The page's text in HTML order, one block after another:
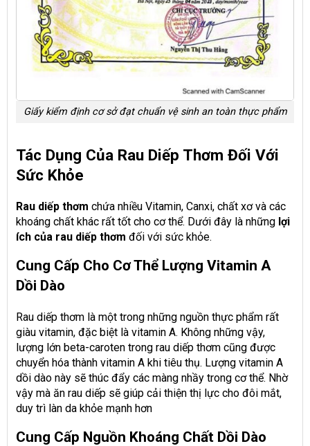
Giấy kiểm định cơ sở đạt chuẩn vệ sinh an toàn thực phẩm
Tác Dụng Của Rau Diếp Thơm Đối Với
Sức Khỏe
Rau diếp thơm chứa nhiều Vitamin, Canxi, chất xơ và các
khoáng chất khác rất tốt cho cơ thể. Dưới đây là những lợi
ích của rau diếp thơm đối với sức khỏe.
Cung Cấp Cho Cơ Thể Lượng Vitamin A
Dồi Dào
Rau diếp thơm là một trong những nguồn thực phẩm rất
giàu vitamin, đặc biệt là vitamin A. Không những vậy,
lượng lớn beta-caroten trong rau diếp thơm cũng được
chuyển hóa thành vitamin A khi tiêu thụ. Lượng vitamin A
dồi dào này sẽ thúc đẩy các màng nhầy trong cơ thể. Nhờ
vậy mà ăn rau diếp sẽ giúp cải thiện thị lực cho đôi mắt,
duy trì làn da khỏe mạnh hơn
Cung Cấp Nguồn Khoáng Chất Dồi Dào